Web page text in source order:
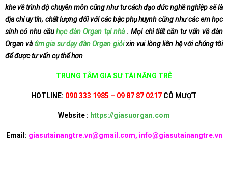
khe về trình độ chuyên môn cũng như tư cách đạo đức nghề nghiệp sẽ là
địa chỉ uy tín, chất lượng đối với các bậc phụ huynh cũng như các em học
sinh có nhu cầuhọc đàn Organ tại nhà. Mọi chi tiết cần tư vấn về đàn
Organ và tìm gia sư dạy đàn Organ giỏixin vui lòng liên hệ với chúng tôi
để được tư vấn cụ thể hơn
TRUNG TÂM GIA SƯ TÀI NĂNG TRẺ
HOTLINE: 090 333 1985 – 09 87 87 0217 CÔ MƯỢT
Website : https://giasuorgan.com
Email: giasutainangtre.vn@gmail.com, info@giasutainangtre.vn